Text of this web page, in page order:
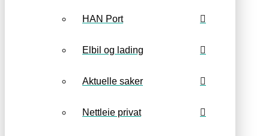
HAN Port
Elbil og lading
Aktuelle saker
Nettleie privat